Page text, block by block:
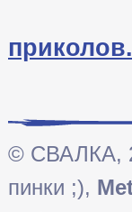
© СВАЛКА,
пинки ;),